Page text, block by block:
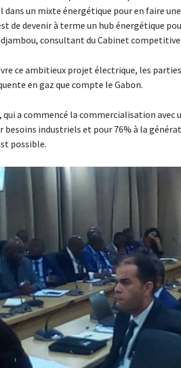
un mixte énergétique pour en faire une
de devenir à terme un hub énergétique
consultant du Cabinet
ce ambitieux projet électrique, les
en gaz que compte le Gabon.
qui a commencé la commercialisation avec
besoins industriels et pour 76% à la
possible.